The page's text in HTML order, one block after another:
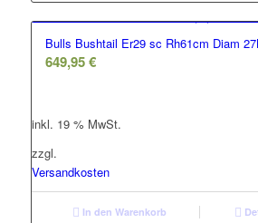
Bulls Bushtail Er29 sc Rh61cm Diam
649,95€
inkl. 19 % MwSt.
zzgl.
Versandkosten
In den Warenkorb